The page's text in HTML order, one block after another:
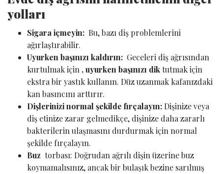
yolları
Sigara içmeyin: Bu, bazı diş problemlerini
ağırlaştırabilir.
Uyurken başınızı kaldırın: Geceleri diş ağrısından
kurtulmak için , uyurken başınızı diktutmak için
ekstra bir yastık kullanın. Düz uzanmak kafanızdaki
kan basıncını arttırır.
Dişlerinizi normal şekilde fırçalayın: Dişinize veya
diş etinize zarar gelmedikçe, dişinize daha zararlı
bakterilerin ulaşmasını durdurmak için normal
şekilde fırçalayın.
Buz torbası: Doğrudan ağrılı dişin üzerine buz
koymamalısınız, ancak bir bulaşık bezine sarılmış